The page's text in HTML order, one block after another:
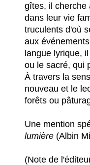
gîtes, il cherche
dans leur vie
truculents d'où
aux
langue lyrique,
ou le sacré, qui
À travers la
nouveau et le
forêts ou
Une mention
lumière (Albin
(Note de